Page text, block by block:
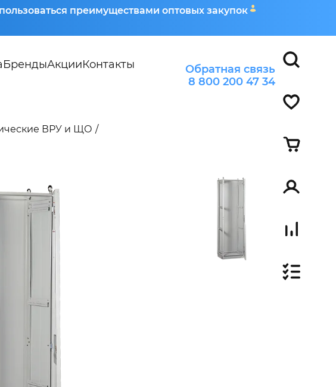
преимуществами оптовых закупок
БрендыАкцииКонтакты
Обратная связь
8 800 200 47 34
ВРУ и ЩО